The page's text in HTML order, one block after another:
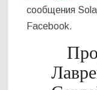
сообщения
Facebook.